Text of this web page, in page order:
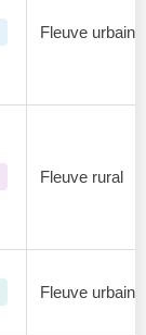
Fleuve urbain
Fleuve rural
Fleuve urbain